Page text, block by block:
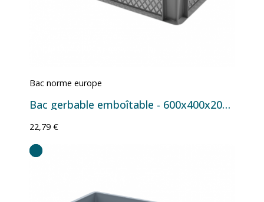
Bac norme europe
Bac gerbable emboîtable - 600x400x200 mm - 40 L
22,79 €